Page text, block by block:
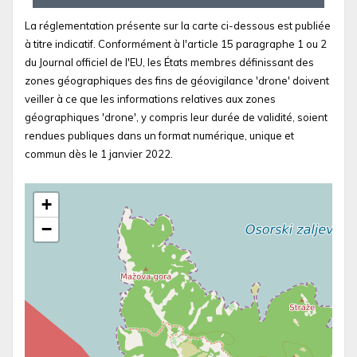
La réglementation présente sur la carte ci-dessous est publiée
à titre indicatif. Conformément à l'article 15 paragraphe 1 ou 2
du Journal officiel de l'EU, les États membres définissant des
zones géographiques des fins de géovigilance 'drone' doivent
veiller à ce que les informations relatives aux zones
géographiques 'drone', y compris leur durée de validité, soient
rendues publiques dans un format numérique, unique et
commun dès le 1 janvier 2022.